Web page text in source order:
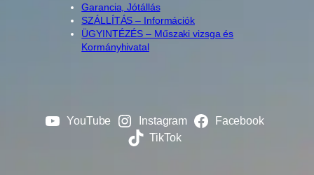
Garancia, Jótállás
SZÁLLÍTÁS – Információk
ÜGYINTÉZÉS – Műszaki vizsga és
Kormányhivatal
YouTube Instagram
Facebook
TikTok